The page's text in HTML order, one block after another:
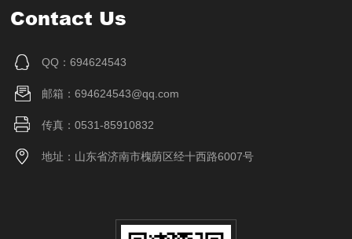
Contact Us
QQ：694624543
邮箱：694624543@qq.com
传真：0531-85910832
地址：山东省济南市槐荫区经十西路6007号